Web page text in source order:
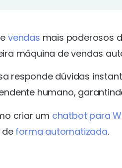
vendas mais poderosos
máquina de vendas
responde dúvidas
humano,
criar um chatbot para
deforma automatizada.